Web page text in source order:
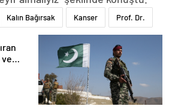
Kalın Bağırsak Kanser Prof. Dr.